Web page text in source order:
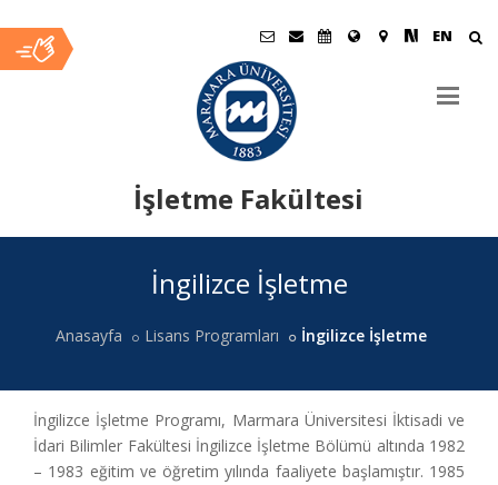
EN
İşletme Fakültesi
İngilizce İşletme
Anasayfa Lisans Programları İngilizce İşletme
İngilizce İşletme Programı, Marmara Üniversitesi İktisadi ve
İdari Bilimler Fakültesi İngilizce İşletme Bölümü altında 1982
– 1983 eğitim ve öğretim yılında faaliyete başlamıştır. 1985